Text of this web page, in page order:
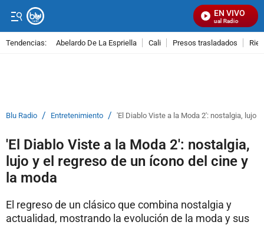
EN VIVO
Señal Visual Radio
Tendencias: Abelardo De La Espriella Cali Presos trasladados
Blu Radio / Entretenimiento / 'El Diablo Viste a la Moda 2': nostalgia, lujo
'El Diablo Viste a la Moda 2': nostalgia,
lujo y el regreso de un ícono del cine y
la moda
El regreso de un clásico que combina nostalgia y
actualidad, mostrando la evolución de la moda y sus